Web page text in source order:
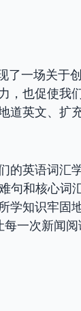
了一场关于
，也促使我
道英文、扩
的英语词汇
句和核心词
学知识牢固
每一次新闻